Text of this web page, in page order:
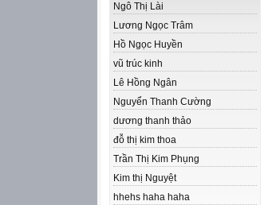
Ngô Thị Lài
Lương Ngọc Trâm
Hồ Ngọc Huyền
vũ trúc kinh
Lê Hồng Ngân
Nguyển Thanh Cường
dương thanh thảo
đỗ thị kim thoa
Trần Thị Kim Phụng
Kim thị Nguyệt
hhehs haha haha